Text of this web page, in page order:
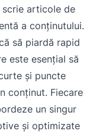
articole de
a conținutului.
să piardă rapid
este esențial să
și puncte
conținut. Fiecare
un singur
și optimizate